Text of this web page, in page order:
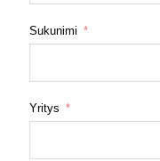
Sukunimi
Yritys